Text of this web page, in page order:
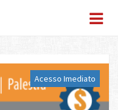
Acesso Imediato